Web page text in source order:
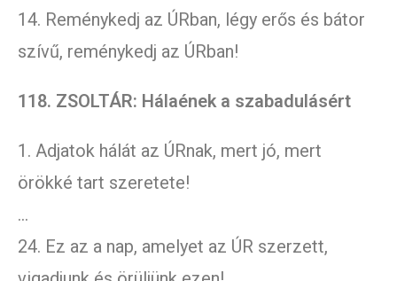
14. Reménykedj az ÚRban, légy erős és bátor
szívű, reménykedj az ÚRban!
118. ZSOLTÁR: Hálaének a szabadulásért
1. Adjatok hálát az ÚRnak, mert jó, mert
örökké tart szeretete!
…
24. Ez az a nap, amelyet az ÚR szerzett,